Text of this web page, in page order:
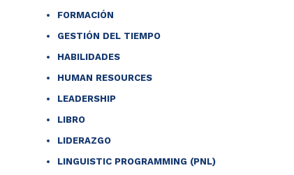
FORMACIÓN
GESTIÓN DEL TIEMPO
HABILIDADES
HUMAN RESOURCES
LEADERSHIP
LIBRO
LIDERAZGO
LINGUISTIC PROGRAMMING (PNL)